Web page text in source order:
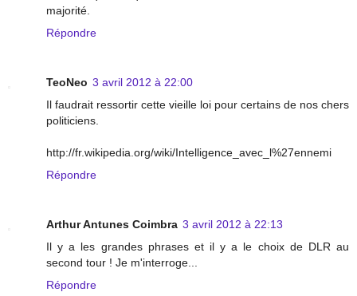
majorité.
Répondre
TeoNeo 3 avril 2012 à 22:00
Il faudrait ressortir cette vieille loi pour certains de nos chers
politiciens.
http://fr.wikipedia.org/wiki/Intelligence_avec_l%27ennemi
Répondre
Arthur Antunes Coimbra 3 avril 2012 à 22:13
Il y a les grandes phrases et il y a le choix de DLR au
second tour ! Je m'interroge...
Répondre